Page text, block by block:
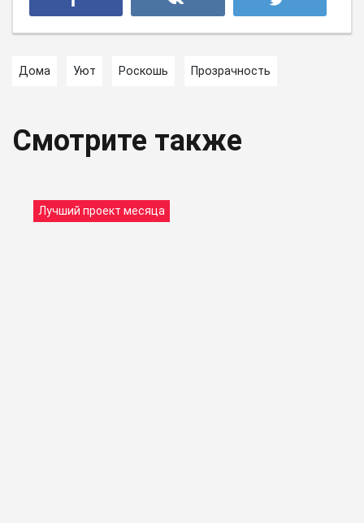
Дома Уют Роскошь Прозрачность
Смотрите также
Лучший проект месяца